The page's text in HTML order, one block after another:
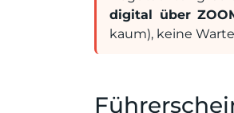
digital über
kaum), keine